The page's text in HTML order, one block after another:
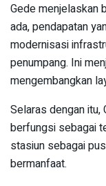
Gede menjelaskan
ada, pendapatan
modernisasi
penumpang. Ini
mengembangkan
Selaras dengan itu,
berfungsi sebagai
stasiun sebagai
bermanfaat.